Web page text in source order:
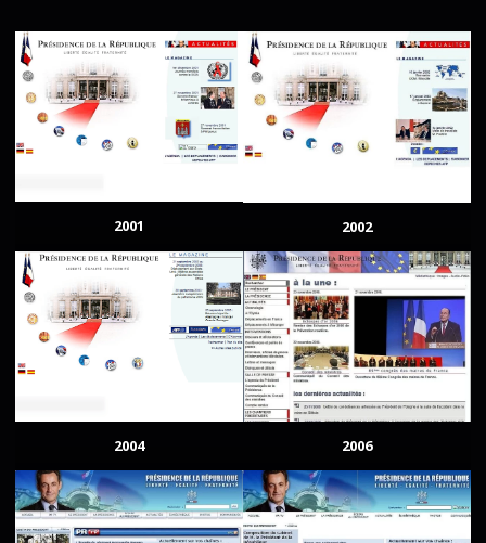
2001 2002
2004 2006